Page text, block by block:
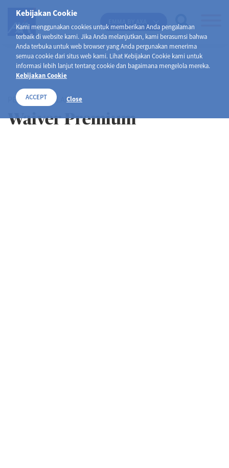
Kebijakan Cookie
Kami menggunakan cookies untuk memberikan Anda pengalaman
terbaik di website kami. Jika Anda melanjutkan, kami berasumsi bahwa
Anda terbuka untuk web browser yang Anda pergunakan menerima
semua cookie dari situs web kami. Lihat Kebijakan Cookie kami untuk
informasi lebih lanjut tentang cookie dan bagaimana mengelola mereka.
Kebijakan Cookie
ACCEPT Close
PENGAJUAN KLAIM
Waiver Premium